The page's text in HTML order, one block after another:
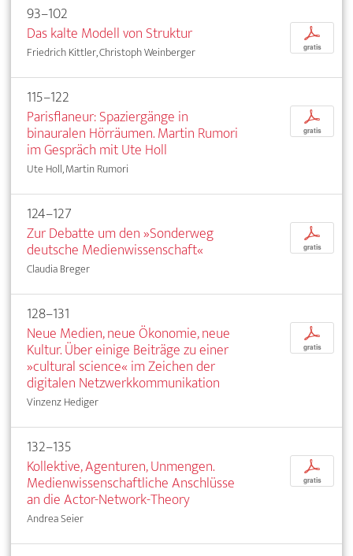
93–102
Das kalte Modell von Struktur
Friedrich Kittler, Christoph Weinberger
p
gratis
115–122
Parisflaneur: Spaziergänge in
binauralen Hörräumen. Martin Rumori
im Gespräch mit Ute Holl
Ute Holl, Martin Rumori
p
gratis
124–127
Zur Debatte um den »Sonderweg
deutsche Medienwissenschaft«
Claudia Breger
p
gratis
128–131
Neue Medien, neue Ökonomie, neue
Kultur. Über einige Beiträge zu einer
»cultural science« im Zeichen der
digitalen Netzwerkkommunikation
Vinzenz Hediger
p
gratis
132–135
Kollektive, Agenturen, Unmengen.
Medienwissenschaftliche Anschlüsse
an die Actor-Network-Theory
Andrea Seier
p
gratis